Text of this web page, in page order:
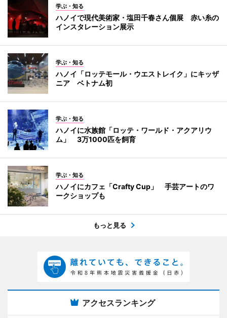
学ぶ・知る
ハノイで現代美術家・塩田千春さん個展 赤い糸の
インスタレーション展示
学ぶ・知る
ハノイ「ロッテモール・ウエストレイク」にキッザ
ニア ベトナム初
学ぶ・知る
ハノイに水族館「ロッテ・ワールド・アクアリウ
ム」 3万1000匹を飼育
学ぶ・知る
ハノイにカフェ「Crafty Cup」 手芸アートのワ
ークショップも
もっと見る
アクセスランキング